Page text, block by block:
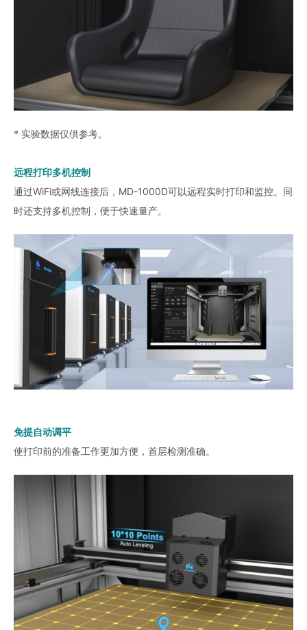
* 实验数据仅供参考。
远程打印多机控制
通过WiFi或网线连接后，MD-1000D可以远程实时打印和监控。同
时还支持多机控制，便于快速量产。
免提自动调平
使打印前的准备工作更加方便，首层检测准确。